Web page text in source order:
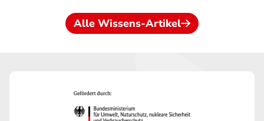
Alle Wissens-Artikel